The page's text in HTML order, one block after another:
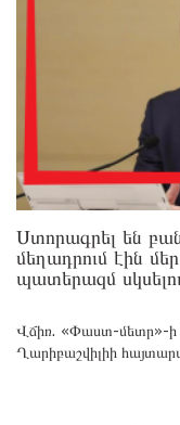
Ստորագրել են
մեղադրում էին
պատերազմ
Վճիռ. «Փաստ-մետր»-ի
Ղարիբաշվիլիի